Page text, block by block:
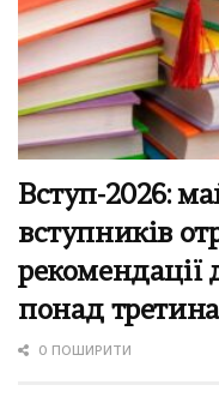
Вступ-2026:
вступників
рекомендації
понад
0 ПОШИРИТИ